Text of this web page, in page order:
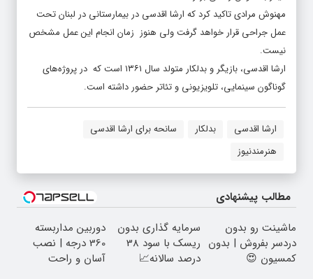
مهنوش مرادی تاکید کرد که ارشا اقدسی در بیمارستانی در لبنان تحت
عمل جراحی قرار خواهد گرفت ولی هنوز زمان انجام این عمل مشخص
نیست.
ارشا اقدسی، بازیگر و بدلکار متولد سال ۱۳۶۱ است که در پروژه‌های
گوناگون سینمایی، تلویزیونی و تئاتر حضور داشته است.
ارشا اقدسی بدلکار
سانحه برای ارشا اقدسی
هنرمندنیوز
مطالب پیشنهادی
ماشینت رو بدون
دردسر بفروش | بدون
کمسیون 😍
سرمایه گذاری بدون
ریسک با سود 38
درصد سالانه📈
دوربین مداربسته
360 درجه | نصب
آسان و راحت